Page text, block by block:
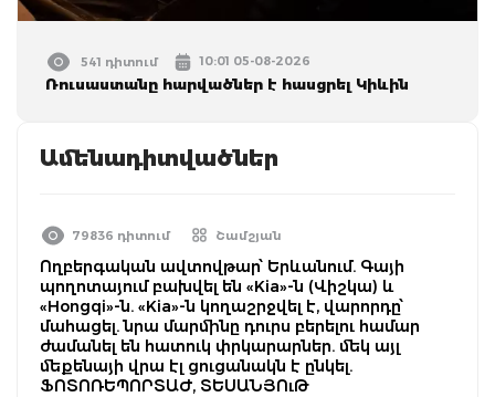
541 դիտում 10:01 05-08-2026
Ռուսաստանը հարվածներ է հասցրել Կիևին
Ամենադիտվածներ
79836 դիտում Շամշյան
Ողբերգական ավտովթար՝ Երևանում. Գայի
պողոտայում բախվել են «Kia»-ն (Վիշկա) և
«Hongqi»-ն. «Kia»-ն կողաշրջվել է, վարորդը՝
մահացել. նրա մարմինը դուրս բերելու համար
ժամանել են հատուկ փրկարարներ. մեկ այլ
մեքենայի վրա էլ ցուցանակն է ընկել.
ՖՈՏՈՌԵՊՈՐՏԱԺ, ՏԵՍԱՆՅՈւԹ